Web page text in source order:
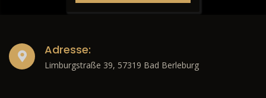
Adresse:
Limburgstraße 39, 57319 Bad Berleburg